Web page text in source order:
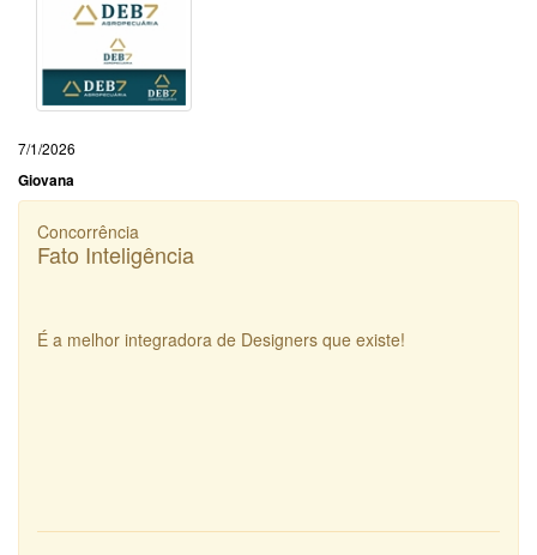
7/1/2026
Giovana
Concorrência
Fato Inteligência
É a melhor integradora de Designers que existe!